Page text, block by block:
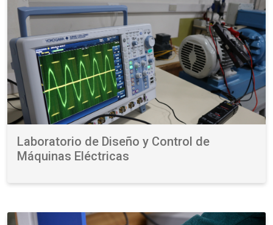
Laboratorio de Diseño y Control de
Máquinas Eléctricas